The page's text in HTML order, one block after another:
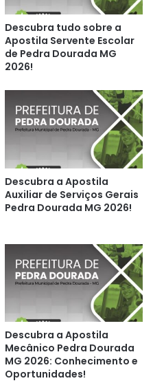
Descubra tudo sobre a
Apostila Servente Escolar
de Pedra Dourada MG
2026!
Descubra a Apostila
Auxiliar de Serviços Gerais
Pedra Dourada MG 2026!
Descubra a Apostila
Mecânico Pedra Dourada
MG 2026: Conhecimento e
Oportunidades!